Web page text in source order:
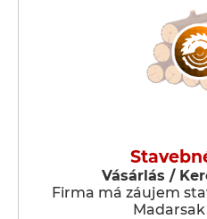
Vásárlás /
Firma má záujem